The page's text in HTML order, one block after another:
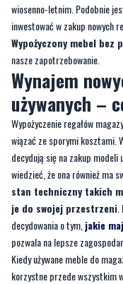
nasze zapotrzebowanie.
Wynajem
używanych –
Wypożyczenie regałów
wiązać ze sporymi kosztami.
decydują się na zakup modeli
wiedzieć, że ona również ma
stan techniczny takich
je do swojej przestrzeni.
decydowania o tym,jakie
pozwala na lepsze
Kiedy używane meble do
korzystne przede wszystkim
elementów wyposażenia,
dysponujemy